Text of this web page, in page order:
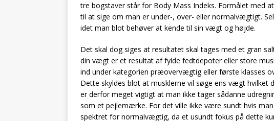
tre bogstaver står for Body Mass Indeks. Formålet med
til at sige om man er under-, over- eller normalvægtigt.
idet man blot behøver at kende til sin vægt og højde.
Det skal dog siges at resultatet skal tages med et gran
din vægt er et resultat af fylde fedtdepoter eller store
ind under kategorien præovervægtig eller første klasses
Dette skyldes blot at musklerne vil søge ens vægt
er derfor meget vigtigt at man ikke tager sådanne
som et pejlemærke. For det ville ikke være sundt hvis
spektret for normalvægtig, da et usundt fokus på dette